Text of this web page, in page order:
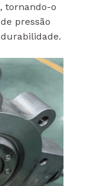
tornando-o
pressão